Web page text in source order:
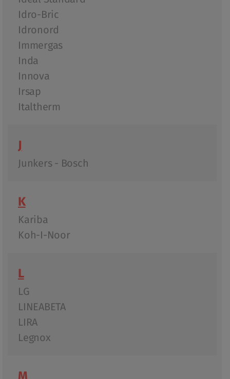
Idro-Bric
Idronord
Immergas
Inda
Innova
Irsap
Italtherm
J
Junkers - Bosch
K
Kariba
Koh-I-Noor
L
LG
LINEABETA
LIRA
Legnox